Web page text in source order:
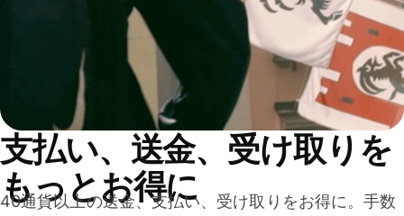
支払い、送金、受け取りを
もっとお得に
40通貨以上の送金、支払い、受け取りをお得に。手数